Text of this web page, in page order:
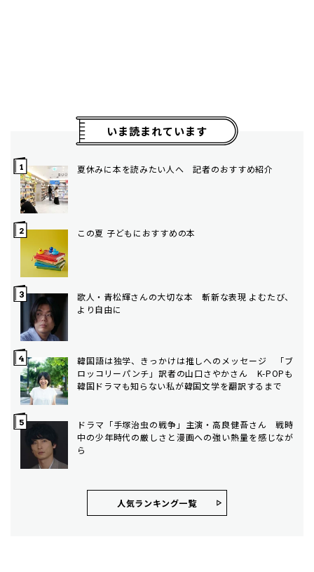
いま読まれています
夏休みに本を読みたい人へ 記者のおすすめ紹介
この夏 子どもにおすすめの本
歌人・青松輝さんの大切な本 斬新な表現 よむたび、
より自由に
韓国語は独学、きっかけは推しへのメッセージ 「ブ
ロッコリーパンチ」訳者の山口さやかさん K-POPも
韓国ドラマも知らない私が韓国文学を翻訳するまで
ドラマ「手塚治虫の戦争」主演・高良健吾さん 戦時
中の少年時代の厳しさと漫画への強い熱量を感じなが
ら
人気ランキング⼀覧